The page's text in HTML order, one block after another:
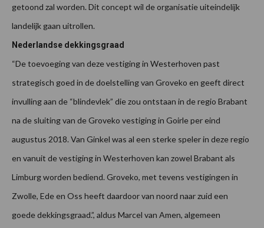
getoond zal worden. Dit concept wil de organisatie uiteindelijk
landelijk gaan uitrollen.
Nederlandse dekkingsgraad
“De toevoeging van deze vestiging in Westerhoven past
strategisch goed in de doelstelling van Groveko en geeft direct
invulling aan de “blindevlek” die zou ontstaan in de regio Brabant
na de sluiting van de Groveko vestiging in Goirle per eind
augustus 2018. Van Ginkel was al een sterke speler in deze regio
en vanuit de vestiging in Westerhoven kan zowel Brabant als
Limburg worden bediend. Groveko, met tevens vestigingen in
Zwolle, Ede en Oss heeft daardoor van noord naar zuid een
goede dekkingsgraad.”, aldus Marcel van Amen, algemeen